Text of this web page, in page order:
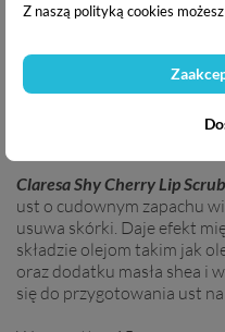
Z naszą polityką cookies
DOSTAWA I PŁATNOŚĆ
Claresa Shy Cherry Lip Scrub
ust o cudownym zapachu
usuwa skórki. Daje efekt
składzie olejom takim jak
oraz dodatku masła shea i
się do przygotowania ust